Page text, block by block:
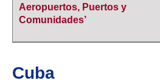
Aeropuertos, Puertos y
Comunidades’
Cuba